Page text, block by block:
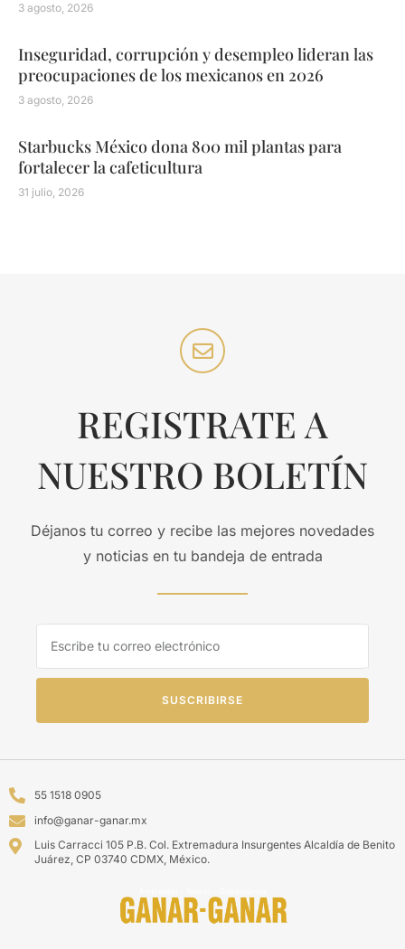
3 agosto, 2026
Inseguridad, corrupción y desempleo lideran las
preocupaciones de los mexicanos en 2026
3 agosto, 2026
Starbucks México dona 800 mil plantas para
fortalecer la cafeticultura
31 julio, 2026
REGISTRATE A
NUESTRO BOLETÍN
Déjanos tu correo y recibe las mejores novedades
y noticias en tu bandeja de entrada
SUSCRIBIRSE
55 1518 0905
info@ganar-ganar.mx
Luis Carracci 105 P.B. Col. Extremadura Insurgentes Alcaldía de Benito
Juárez, CP 03740 CDMX, México.